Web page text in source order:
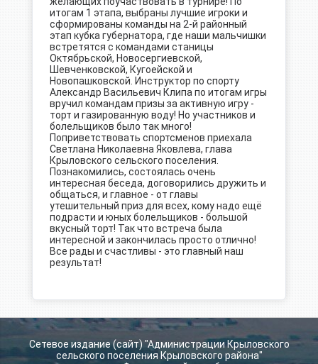
итогам 1 этапа, выбраны лучшие игроки и
сформированы команды на 2-й районный
этап кубка губернатора, где наши мальчишки
встретятся с командами станицы
Октябрьской, Новосергиевской,
Шевченковской, Кугоейской и
Новопашковской. Инструктор по спорту
Александр Васильевич Клипа по итогам игры
вручил командам призы за активную игру -
торт и газированную воду! Но участников и
болельщиков было так много!
Поприветствовать спортсменов приехала
Светлана Николаевна Яковлева, глава
Крыловского сельского поселения.
Познакомились, состоялась очень
интересная беседа, договорились дружить и
общаться, и главное - от главы
утешительный приз для всех, кому надо ещё
подрасти и юных болельщиков - большой
вкусный торт! Так что встреча была
интересной и закончилась просто отлично!
Все рады и счастливы - это главный наш
результат!
Сетевое издание (сайт) "Администрации Крыловского
сельского поселения Крыловского района"